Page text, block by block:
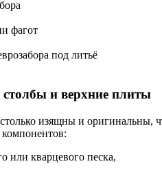
и верхние плиты
изящны и оригинальны,
или кварцевого песка,